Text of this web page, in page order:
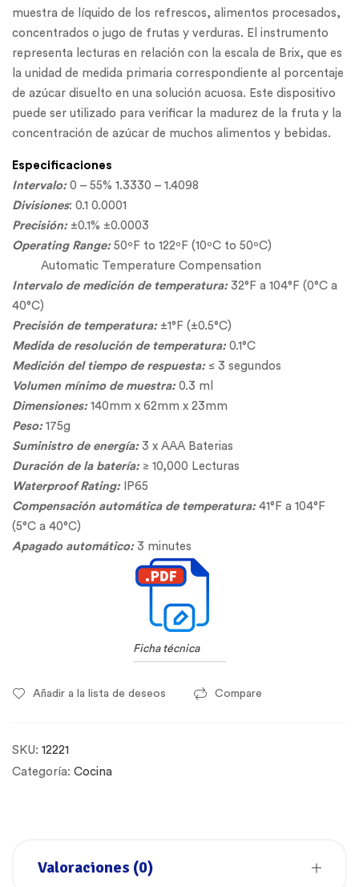
muestra de líquido de los refrescos, alimentos procesados,
concentrados o jugo de frutas y verduras. El instrumento
representa lecturas en relación con la escala de Brix, que es
la unidad de medida primaria correspondiente al porcentaje
de azúcar disuelto en una solución acuosa. Este dispositivo
puede ser utilizado para verificar la madurez de la fruta y la
concentración de azúcar de muchos alimentos y bebidas.
Especificaciones
Intervalo:0 – 55% 1.3330 – 1.4098
Divisiones: 0.1 0.0001
Precisión:±0.1% ±0.0003
Operating Range:50ºF to 122ºF (10ºC to 50ºC)
Automatic Temperature Compensation
Intervalo de medición de temperatura:32°F a 104°F (0°C a
40°C)
Precisión de temperatura:±1°F (±0.5°C)
Medida de resolución de temperatura: 0.1°C
Medición del tiempo de respuesta: ≤ 3 segundos
Volumen mínimo de muestra: 0.3 ml
Dimensiones: 140mm x 62mm x 23mm
Peso: 175g
Suministro de energía:3 x AAA Baterias
Duración de la batería:≥ 10,000 Lecturas
Waterproof Rating:IP65
Compensación automática de temperatura:41°F a 104°F
(5°C a 40°C)
Apagado automático:3 minutes
Ficha técnica
Añadir a la lista de deseos Compare
SKU: 12221
Categoría: Cocina
Valoraciones (0)